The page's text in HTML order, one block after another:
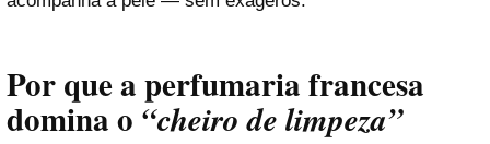
Por que a perfumaria francesa
domina o “cheiro de limpeza”